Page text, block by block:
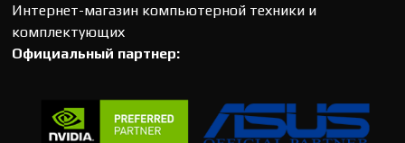
Интернет-магазин компьютерной техники и
комплектующих
Официальный партнер: